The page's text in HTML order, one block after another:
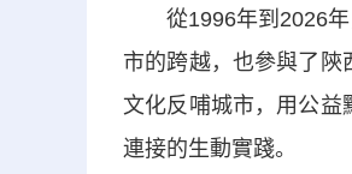
從1996年到2026年
市的跨越，也參與了陝
文化反哺城市，用公益
連接的生動實踐。